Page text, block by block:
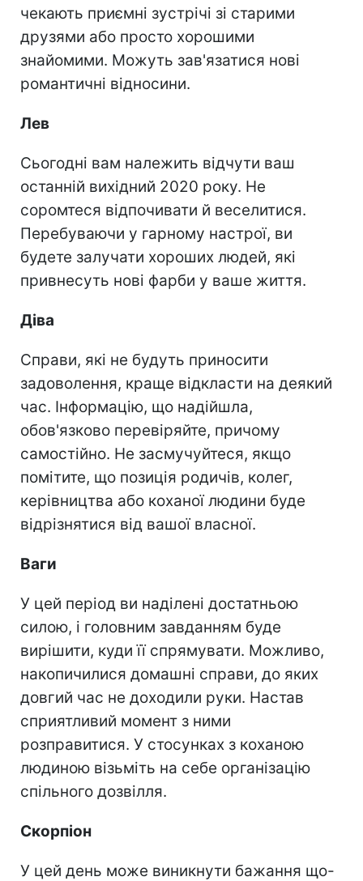
чекають приємні зустрічі зі старими
друзями або просто хорошими
знайомими. Можуть зав'язатися нові
романтичні відносини.
Лев
Сьогодні вам належить відчути ваш
останній вихідний 2020 року. Не
соромтеся відпочивати й веселитися.
Перебуваючи у гарному настрої, ви
будете залучати хороших людей, які
привнесуть нові фарби у ваше життя.
Діва
Справи, які не будуть приносити
задоволення, краще відкласти на деякий
час. Інформацію, що надійшла,
обов'язково перевіряйте, причому
самостійно. Не засмучуйтеся, якщо
помітите, що позиція родичів, колег,
керівництва або коханої людини буде
відрізнятися від вашої власної.
Ваги
У цей період ви наділені достатньою
силою, і головним завданням буде
вирішити, куди її спрямувати. Можливо,
накопичилися домашні справи, до яких
довгий час не доходили руки. Настав
сприятливий момент з ними
розправитися. У стосунках з коханою
людиною візьміть на себе організацію
спільного дозвілля.
Скорпіон
У цей день може виникнути бажання що-